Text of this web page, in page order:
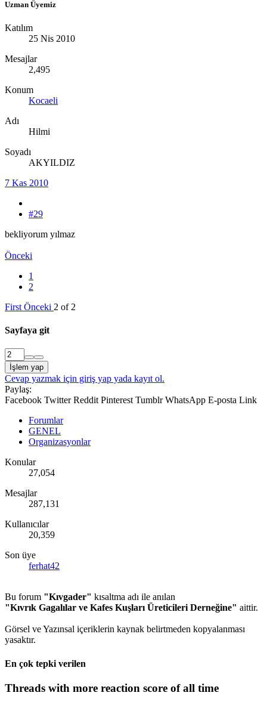
Uzman Üyemiz
Katılım
25 Nis 2010
Mesajlar
2,495
Konum
Kocaeli
Adı
Hilmi
Soyadı
AKYILDIZ
7 Kas 2010
#29
bekliyorum yılmaz
Önceki
1
2
First Önceki 2 of 2
Sayfaya git
İşlem yap
Cevap yazmak için giriş yap yada kayıt ol.
Paylaş:
Facebook Twitter Reddit Pinterest Tumblr WhatsApp E-posta Link
Forumlar
GENEL
Organizasyonlar
Konular
27,054
Mesajlar
287,131
Kullanıcılar
20,359
Son üye
ferhat42
Bu forum "Kıvgader" kısaltma adı ile anılan
"Kıvrık Gagalılar ve Kafes Kuşları Üreticileri Derneğine" aittir.
Görsel ve Yazınsal içeriklerin kaynak belirtmeden kopyalanması
yasaktır.
En çok tepki verilen
Threads with more reaction score of all time